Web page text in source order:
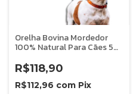
Orelha Bovina Mordedor
100% Natural Para Cães 5
R$118,90
R$112,96 com Pix